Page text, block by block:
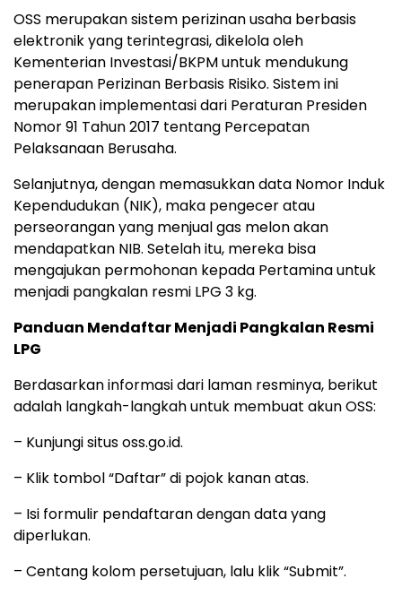
OSS merupakan sistem perizinan usaha berbasis
elektronik yang terintegrasi, dikelola oleh
Kementerian Investasi/BKPM untuk mendukung
penerapan Perizinan Berbasis Risiko. Sistem ini
merupakan implementasi dari Peraturan Presiden
Nomor 91 Tahun 2017 tentang Percepatan
Pelaksanaan Berusaha.
Selanjutnya, dengan memasukkan data Nomor Induk
Kependudukan (NIK), maka pengecer atau
perseorangan yang menjual gas melon akan
mendapatkan NIB. Setelah itu, mereka bisa
mengajukan permohonan kepada Pertamina untuk
menjadi pangkalan resmi LPG 3 kg.
Panduan Mendaftar Menjadi Pangkalan Resmi
LPG
Berdasarkan informasi dari laman resminya, berikut
adalah langkah-langkah untuk membuat akun OSS:
– Kunjungi situs oss.go.id.
– Klik tombol “Daftar” di pojok kanan atas.
– Isi formulir pendaftaran dengan data yang
diperlukan.
– Centang kolom persetujuan, lalu klik “Submit”.